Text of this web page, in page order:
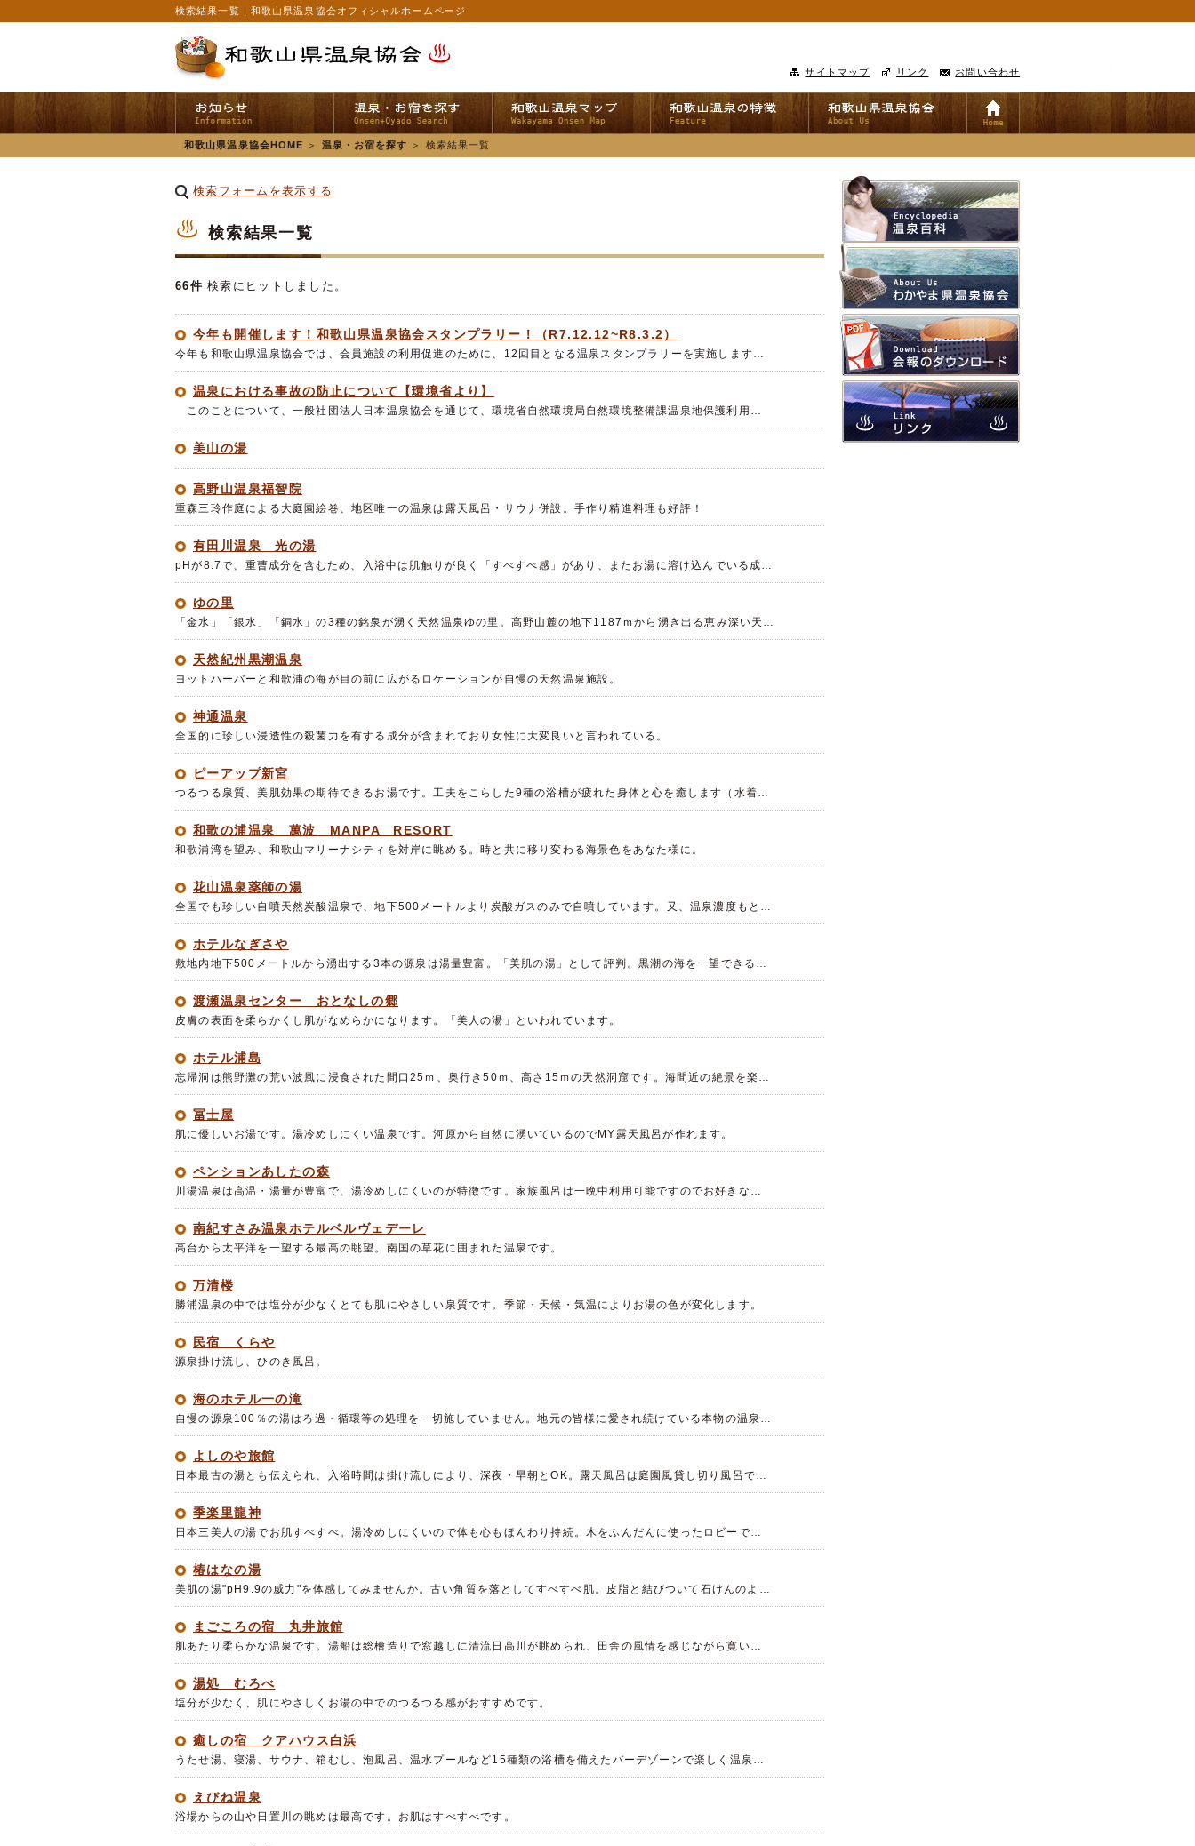
検索結果一覧 | 和歌山県温泉協会オフィシャルホームページ
サイトマップ リンク お問い合わせ
和歌山県温泉協会HOME ＞ 温泉・お宿を探す ＞ 検索結果一覧
検索フォームを表示する
検索結果一覧
66件 検索にヒットしました。
今年も開催します！和歌山県温泉協会スタンプラリー！（R7.12.12~R8.3.2）
今年も和歌山県温泉協会では、会員施設の利用促進のために、12回目となる温泉スタンプラリーを実施します…
温泉における事故の防止について【環境省より】
このことについて、一般社団法人日本温泉協会を通じて、環境省自然環境局自然環境整備課温泉地保護利用…
美山の湯
高野山温泉福智院
重森三玲作庭による大庭園絵巻、地区唯一の温泉は露天風呂・サウナ併設。手作り精進料理も好評！
有田川温泉 光の湯
pHが8.7で、重曹成分を含むため、入浴中は肌触りが良く「すべすべ感」があり、またお湯に溶け込んでいる成…
ゆの里
「金水」「銀水」「銅水」の3種の銘泉が湧く天然温泉ゆの里。高野山麓の地下1187ｍから湧き出る恵み深い天…
天然紀州黒潮温泉
ヨットハーバーと和歌浦の海が目の前に広がるロケーションが自慢の天然温泉施設。
神通温泉
全国的に珍しい浸透性の殺菌力を有する成分が含まれており女性に大変良いと言われている。
ピーアップ新宮
つるつる泉質、美肌効果の期待できるお湯です。工夫をこらした9種の浴槽が疲れた身体と心を癒します（水着…
和歌の浦温泉 萬波 MANPA RESORT
和歌浦湾を望み、和歌山マリーナシティを対岸に眺める。時と共に移り変わる海景色をあなた様に。
花山温泉薬師の湯
全国でも珍しい自噴天然炭酸温泉で、地下500メートルより炭酸ガスのみで自噴しています。又、温泉濃度もと…
ホテルなぎさや
敷地内地下500メートルから湧出する3本の源泉は湯量豊富。「美肌の湯」として評判。黒潮の海を一望できる…
渡瀬温泉センター おとなしの郷
皮膚の表面を柔らかくし肌がなめらかになります。「美人の湯」といわれています。
ホテル浦島
忘帰洞は熊野灘の荒い波風に浸食された間口25ｍ、奥行き50ｍ、高さ15ｍの天然洞窟です。海間近の絶景を楽…
冨士屋
肌に優しいお湯です。湯冷めしにくい温泉です。河原から自然に湧いているのでMY露天風呂が作れます。
ペンションあしたの森
川湯温泉は高温・湯量が豊富で、湯冷めしにくいのが特徴です。家族風呂は一晩中利用可能ですのでお好きな…
南紀すさみ温泉ホテルベルヴェデーレ
高台から太平洋を一望する最高の眺望。南国の草花に囲まれた温泉です。
万清楼
勝浦温泉の中では塩分が少なくとても肌にやさしい泉質です。季節・天候・気温によりお湯の色が変化します。
民宿 くらや
源泉掛け流し、ひのき風呂。
海のホテル一の滝
自慢の源泉100％の湯はろ過・循環等の処理を一切施していません。地元の皆様に愛され続けている本物の温泉…
よしのや旅館
日本最古の湯とも伝えられ、入浴時間は掛け流しにより、深夜・早朝とOK。露天風呂は庭園風貸し切り風呂で…
季楽里龍神
日本三美人の湯でお肌すべすべ。湯冷めしにくいので体も心もほんわり持続。木をふんだんに使ったロビーで…
椿はなの湯
美肌の湯"pH9.9の威力"を体感してみませんか。古い角質を落としてすべすべ肌。皮脂と結びついて石けんのよ…
まごころの宿 丸井旅館
肌あたり柔らかな温泉です。湯船は総檜造りで窓越しに清流日高川が眺められ、田舎の風情を感じながら寛い…
湯処 むろべ
塩分が少なく、肌にやさしくお湯の中でのつるつる感がおすすめです。
癒しの宿 クアハウス白浜
うたせ湯、寝湯、サウナ、箱むし、泡風呂、温水プールなど15種類の浴槽を備えたバーデゾーンで楽しく温泉…
えびね温泉
浴場からの山や日置川の眺めは最高です。お肌はすべすべです。